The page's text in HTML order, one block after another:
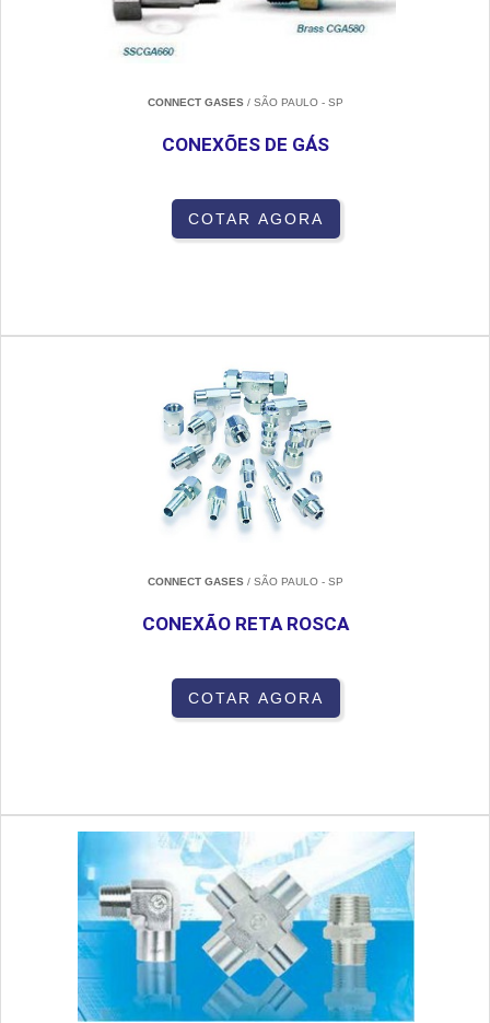
CONNECT GASES/ SÃO PAULO - SP
CONEXÕES DE GÁS
COTAR AGORA
CONNECT GASES/ SÃO PAULO - SP
CONEXÃO RETA ROSCA
COTAR AGORA